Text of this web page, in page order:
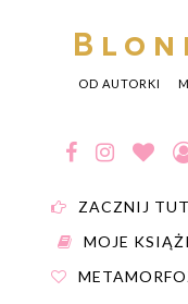
OD AUTORKI
ZACZNIJ
MOJE